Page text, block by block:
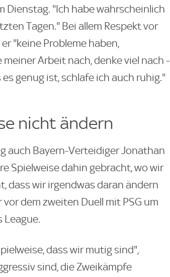
Dienstag. "Ich habe wahrscheinlich
Tagen." Bei allem Respekt vor
"keine Probleme haben,
Arbeit nach, denke viel nach -
genug ist, schlafe ich auch ruhig."
nicht ändern
auch Bayern-Verteidiger Jonathan
Spielweise dahin gebracht, wo wir
dass wir irgendwas daran ändern
dem zweiten Duell mit PSG um
League.
dass wir mutig sind",
sind, die Zweikämpfe